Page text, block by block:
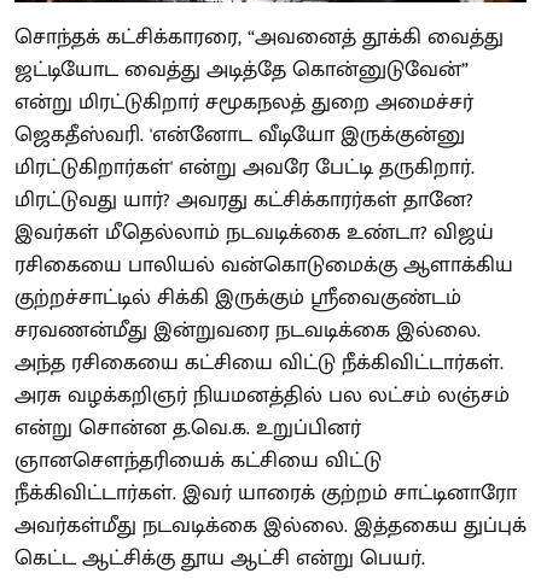
சொந்தக் கட்சிக்காரரை, “அவனைத் தூக்கி வைத்து
ஜட்டியோட வைத்து அடித்தே கொன்னுடுவேன்”
என்று மிரட்டுகிறார் சமூகநலத் துறை அமைச்சர்
ஜெகதீஸ்வரி. 'என்னோட வீடியோ இருக்குன்னு
மிரட்டுகிறார்கள்' என்று அவரே பேட்டி தருகிறார்.
மிரட்டுவது யார்? அவரது கட்சிக்காரர்கள் தானே?
இவர்கள் மீதெல்லாம் நடவடிக்கை உண்டா? விஜய்
ரசிகையை பாலியல் வன்கொடுமைக்கு ஆளாக்கிய
குற்றச்சாட்டில் சிக்கி இருக்கும் ஸ்ரீவைகுண்டம்
சரவணன்மீது இன்றுவரை நடவடிக்கை இல்லை.
அந்த ரசிகையை கட்சியை விட்டு நீக்கிவிட்டார்கள்.
அரசு வழக்கறிஞர் நியமனத்தில் பல லட்சம் லஞ்சம்
என்று சொன்ன த.வெ.க. உறுப்பினர்
ஞானசௌந்தரியைக் கட்சியை விட்டு
நீக்கிவிட்டார்கள். இவர் யாரைக் குற்றம் சாட்டினாரோ
அவர்கள்மீது நடவடிக்கை இல்லை. இத்தகைய துப்புக்
கெட்ட ஆட்சிக்கு தூய ஆட்சி என்று பெயர்.